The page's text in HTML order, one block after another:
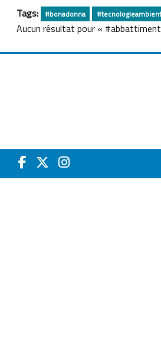
Tags: #bonadonna
Aucun résultat pour «